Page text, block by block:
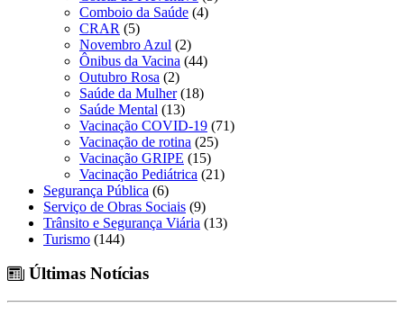
Comboio da Saúde (4)
CRAR (5)
Novembro Azul (2)
Ônibus da Vacina (44)
Outubro Rosa (2)
Saúde da Mulher(18)
Saúde Mental (13)
Vacinação COVID-19 (71)
Vacinação de rotina (25)
Vacinação GRIPE (15)
Vacinação Pediátrica (21)
Segurança Pública (6)
Serviço de Obras Sociais (9)
Trânsito e Segurança Viária (13)
Turismo (144)
Últimas Notícias